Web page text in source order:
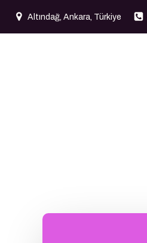
Altındağ, Ankara, Türkiye